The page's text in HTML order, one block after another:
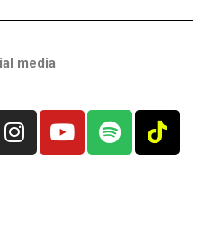
media